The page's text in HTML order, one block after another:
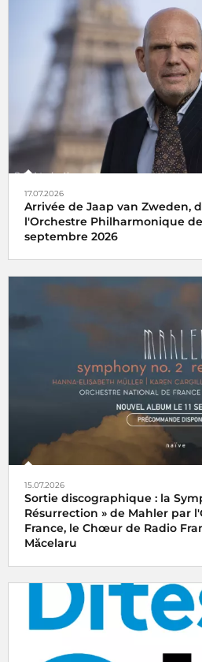
17.07.2026
Arrivée de Jaap van Zweden,
l'Orchestre Philharmonique de
septembre 2026
15.07.2026
Sortie discographique : la
Résurrection » de Mahler par
France, le Chœur de Radio
Măcelaru